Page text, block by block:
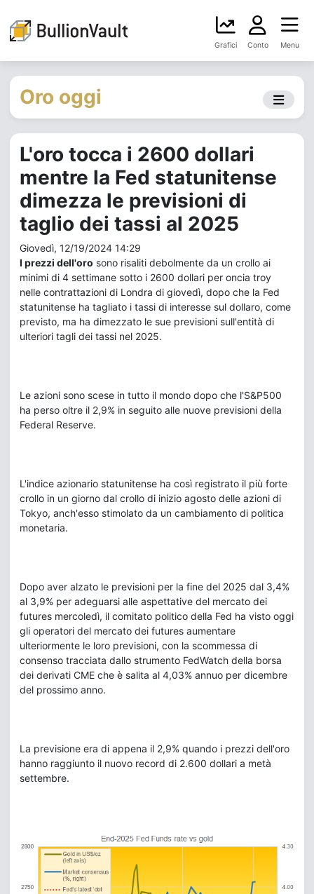
Grafici Conto Menu
Oro oggi
L'oro tocca i 2600 dollari
mentre la Fed statunitense
dimezza le previsioni di
taglio dei tassi al 2025
Giovedì, 12/19/2024 14:29
I prezzi dell'oro sono risaliti debolmente da un crollo ai
minimi di 4 settimane sotto i 2600 dollari per oncia troy
nelle contrattazioni di Londra di giovedì, dopo che la Fed
statunitense ha tagliato i tassi di interesse sul dollaro, come
previsto, ma ha dimezzato le sue previsioni sull'entità di
ulteriori tagli dei tassi nel 2025.
Le azioni sono scese in tutto il mondo dopo che l'S&P500
ha perso oltre il 2,9% in seguito alle nuove previsioni della
Federal Reserve.
L'indice azionario statunitense ha così registrato il più forte
crollo in un giorno dal crollo di inizio agosto delle azioni di
Tokyo, anch'esso stimolato da un cambiamento di politica
monetaria.
Dopo aver alzato le previsioni per la fine del 2025 dal 3,4%
al 3,9% per adeguarsi alle aspettative del mercato dei
futures mercoledì, il comitato politico della Fed ha visto oggi
gli operatori del mercato dei futures aumentare
ulteriormente le loro previsioni, con la scommessa di
consenso tracciata dallo strumento FedWatch della borsa
dei derivati CME che è salita al 4,03% annuo per dicembre
del prossimo anno.
La previsione era di appena il 2,9% quando i prezzi dell'oro
hanno raggiunto il nuovo record di 2.600 dollari a metà
settembre.